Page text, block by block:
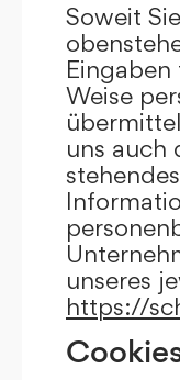
Soweit
Weise
uns auch
unseres
https://